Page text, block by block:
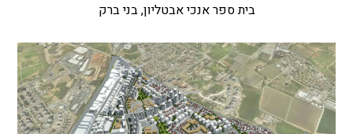
בית ספר אנכי אבטליון, בני ברק